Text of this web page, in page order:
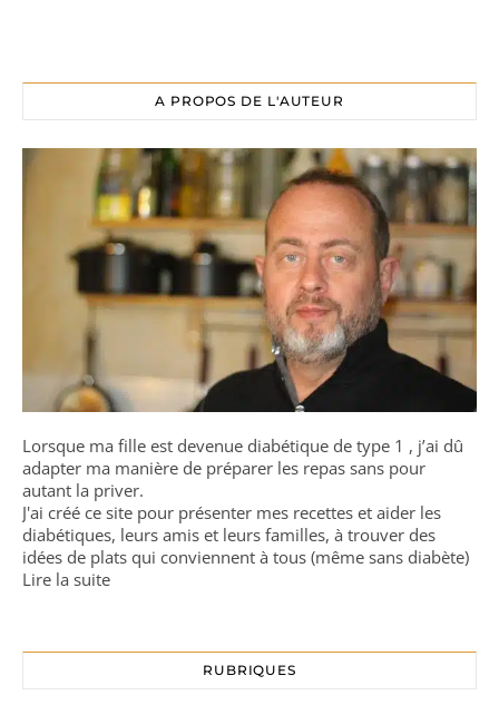
A PROPOS DE L'AUTEUR
Lorsque ma fille est devenue diabétique de type 1 , j’ai dû
adapter ma manière de préparer les repas sans pour
autant la priver.
J'ai créé ce site pour présenter mes recettes et aider les
diabétiques, leurs amis et leurs familles, à trouver des
idées de plats qui conviennent à tous (même sans diabète)
Lire la suite
RUBRIQUES